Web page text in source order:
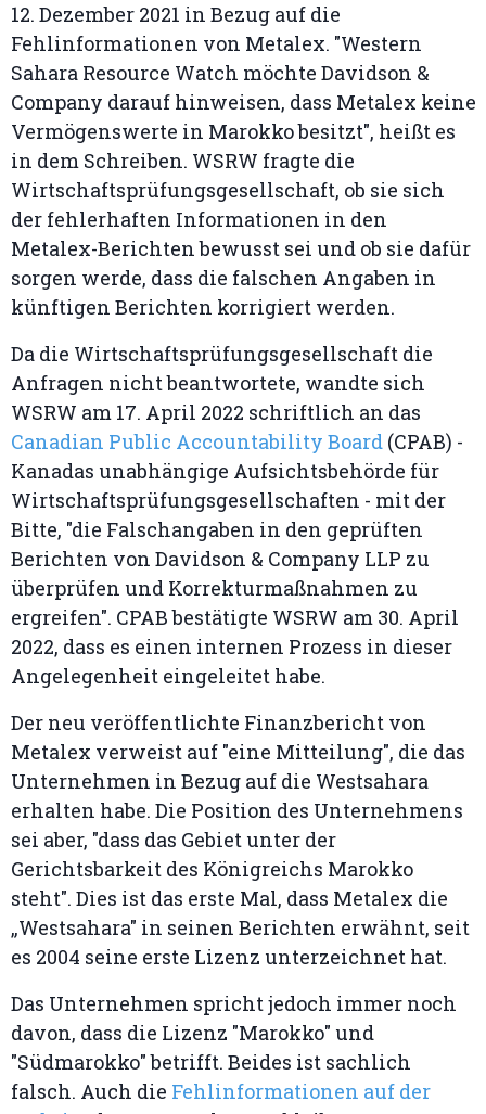
12. Dezember 2021 in Bezug auf die
Fehlinformationen von Metalex. "Western
Sahara Resource Watch möchte Davidson &
Company darauf hinweisen, dass Metalex keine
Vermögenswerte in Marokko besitzt", heißt es
in dem Schreiben. WSRW fragte die
Wirtschaftsprüfungsgesellschaft, ob sie sich
der fehlerhaften Informationen in den
Metalex-Berichten bewusst sei und ob sie dafür
sorgen werde, dass die falschen Angaben in
künftigen Berichten korrigiert werden.
Da die Wirtschaftsprüfungsgesellschaft die
Anfragen nicht beantwortete, wandte sich
WSRW am 17. April 2022 schriftlich an das
Canadian Public Accountability Board(CPAB) -
Kanadas unabhängige Aufsichtsbehörde für
Wirtschaftsprüfungsgesellschaften - mit der
Bitte, "die Falschangaben in den geprüften
Berichten von Davidson & Company LLP zu
überprüfen und Korrekturmaßnahmen zu
ergreifen". CPAB bestätigte WSRW am 30. April
2022, dass es einen internen Prozess in dieser
Angelegenheit eingeleitet habe.
Der neu veröffentlichte Finanzbericht von
Metalex verweist auf "eine Mitteilung", die das
Unternehmen in Bezug auf die Westsahara
erhalten habe. Die Position des Unternehmens
sei aber, "dass das Gebiet unter der
Gerichtsbarkeit des Königreichs Marokko
steht". Dies ist das erste Mal, dass Metalex die
„Westsahara" in seinen Berichten erwähnt, seit
es 2004 seine erste Lizenz unterzeichnet hat.
Das Unternehmen spricht jedoch immer noch
davon, dass die Lizenz "Marokko" und
"Südmarokko" betrifft. Beides ist sachlich
falsch. Auch die Fehlinformationen auf der